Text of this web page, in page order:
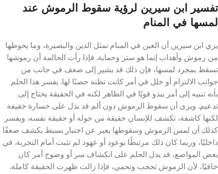
تفسير ابن سيرين لرؤية سقوط الرموش عند
لمسها في المنام
يري ابن سيرين أن العين في المنام تمثل الدين والبصيرة، وما يحوطها
من رموش وأهداب إنما هو ستر وحماية. فإذا رأت الحالمة أن رموشها
تسقط بمجرد لمسها، فإن ذلك قد يشير إلى ضعف في جانب من
جوانب الالتزام أو خلل في أمر كانت تظنه حصنًا لها. يفسر هذا الحلم
بأنه تنبيه إلى أمر يبدو قويًا في الظاهر لكنه في الحقيقة يحتاج إلى
تدعيم. ويرى أن سقوط الرموش دون ألم قد يدل على خسارة خفيفة
لكنها كاشفة، تكشف للإنسان حقيقة من حوله أو حقيقة نفسه. ويفسر
كذلك أن لمس الرموش وسقوطها يعبر عن اختبار بسيط يكشف ضعفًا
داخليًا، وربما كان ذلك مرتبطًا بوعود أو عهود لم تثبت أمام التجربة. في
بعض المواضع، قد يدل الحلم على انكشاف سر أو وضوح أمر كان
خافيًا، لأن الرموش تحجب وتحمي، فإذا زالت ظهرت الحقيقة كاملة.